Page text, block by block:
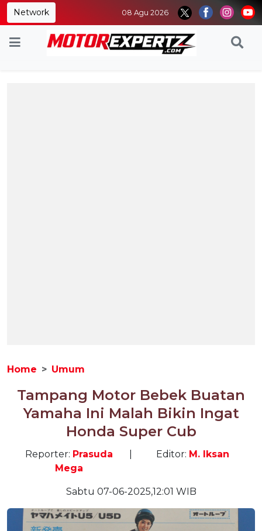
Network 08 Agu 2026
Home Umum
Tampang Motor Bebek Buatan
Yamaha Ini Malah Bikin Ingat
Honda Super Cub
Reporter: Prasuda
Mega
Editor: M. Iksan
Sabtu 07-06-2025,12:01 WIB